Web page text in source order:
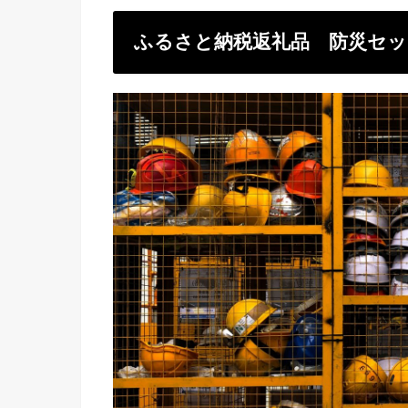
ふるさと納税返礼品 防災セ